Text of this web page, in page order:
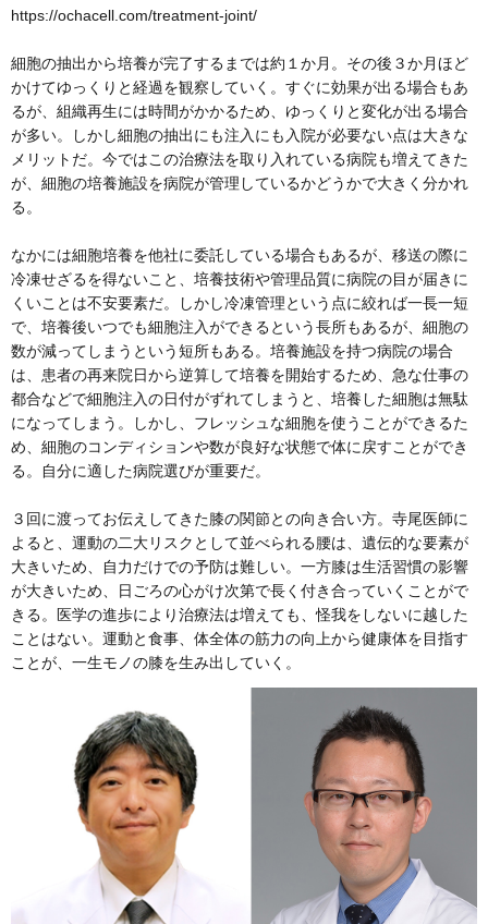
https://ochacell.com/treatment-joint/
細胞の抽出から培養が完了するまでは約１か月。その後３か月ほど
かけてゆっくりと経過を観察していく。すぐに効果が出る場合もあ
るが、組織再生には時間がかかるため、ゆっくりと変化が出る場合
が多い。しかし細胞の抽出にも注入にも入院が必要ない点は大きな
メリットだ。今ではこの治療法を取り入れている病院も増えてきた
が、細胞の培養施設を病院が管理しているかどうかで大きく分かれ
る。
なかには細胞培養を他社に委託している場合もあるが、移送の際に
冷凍せざるを得ないこと、培養技術や管理品質に病院の目が届きに
くいことは不安要素だ。しかし冷凍管理という点に絞れば一長一短
で、培養後いつでも細胞注入ができるという長所もあるが、細胞の
数が減ってしまうという短所もある。培養施設を持つ病院の場合
は、患者の再来院日から逆算して培養を開始するため、急な仕事の
都合などで細胞注入の日付がずれてしまうと、培養した細胞は無駄
になってしまう。しかし、フレッシュな細胞を使うことができるた
め、細胞のコンディションや数が良好な状態で体に戻すことができ
る。自分に適した病院選びが重要だ。
３回に渡ってお伝えしてきた膝の関節との向き合い方。寺尾医師に
よると、運動の二大リスクとして並べられる腰は、遺伝的な要素が
大きいため、自力だけでの予防は難しい。一方膝は生活習慣の影響
が大きいため、日ごろの心がけ次第で長く付き合っていくことがで
きる。医学の進歩により治療法は増えても、怪我をしないに越した
ことはない。運動と食事、体全体の筋力の向上から健康体を目指す
ことが、一生モノの膝を生み出していく。